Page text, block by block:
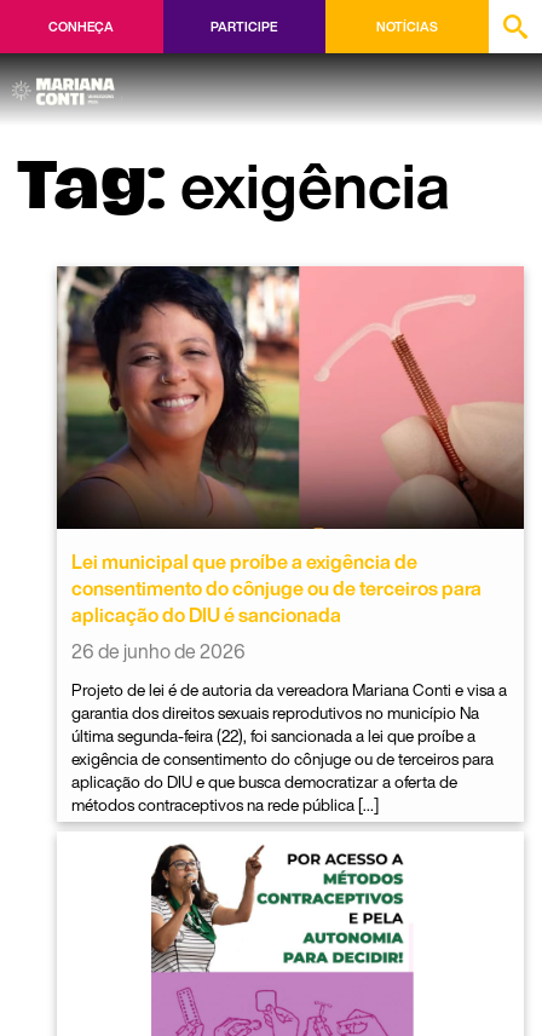
CONHEÇA PARTICIPE NOTÍCIAS
Tag: exigência
Lei municipal que proíbe a exigência de
consentimento do cônjuge ou de terceiros para
aplicação do DIU é sancionada
26 de junho de 2026
Projeto de lei é de autoria da vereadora Mariana Conti e visa a
garantia dos direitos sexuais reprodutivos no município Na
última segunda-feira (22), foi sancionada a lei que proíbe a
exigência de consentimento do cônjuge ou de terceiros para
aplicação do DIU e que busca democratizar a oferta de
métodos contraceptivos na rede pública […]